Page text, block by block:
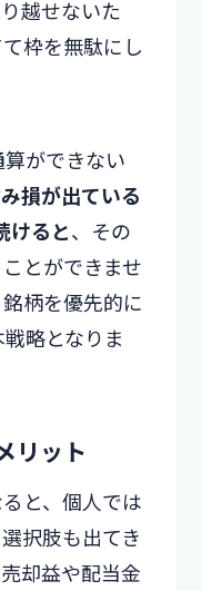
越せないた
枠を無駄にし
ができない
損が出ている
けると、その
とができませ
柄を優先的に
略となりま
リット
と、個人では
択肢も出てき
却益や配当金